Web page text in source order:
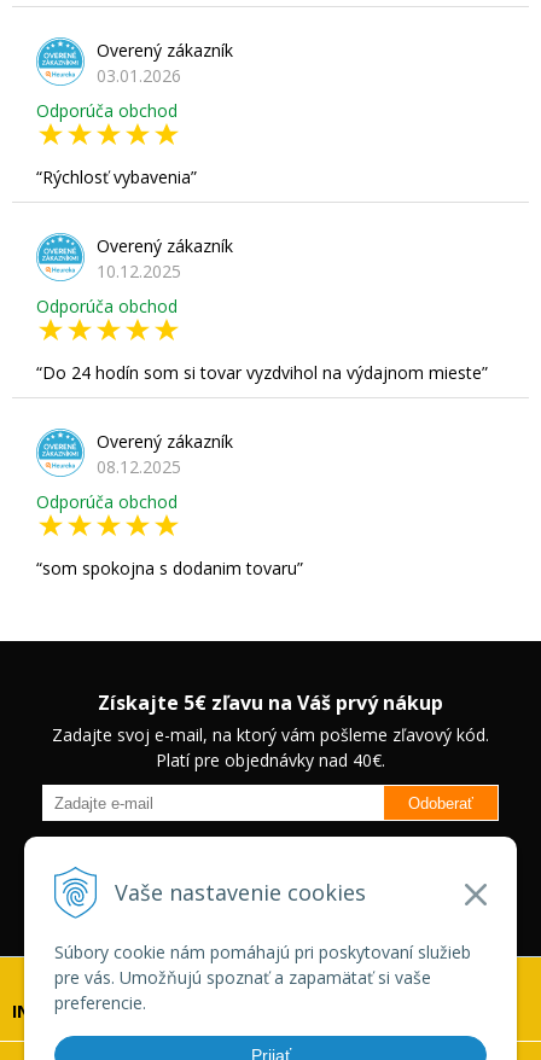
Vaše nastavenie cookies
Súbory cookie nám pomáhajú pri poskytovaní služieb
pre vás. Umožňujú spoznať a zapamätať si vaše
preferencie.
Prijať
Overený zákazník
03.01.2026
Odporúča obchod
Rýchlosť vybavenia
Overený zákazník
10.12.2025
Odporúča obchod
Do 24 hodín som si tovar vyzdvihol na výdajnom mieste
Overený zákazník
08.12.2025
Odporúča obchod
som spokojna s dodanim tovaru
Získajte 5€ zľavu na Váš prvý nákup
Zadajte svoj e-mail, na ktorý vám pošleme zľavový kód.
Platí pre objednávky nad 40€.
Odoberať
zľavách na vybrané produkty.
Neplatí pre Veľkoobchodných
zákazníkov.
INFOLINKA